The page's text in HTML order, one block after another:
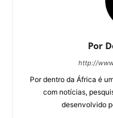
Por
http://
Por dentro da África é
com notícias,
desenvolvido